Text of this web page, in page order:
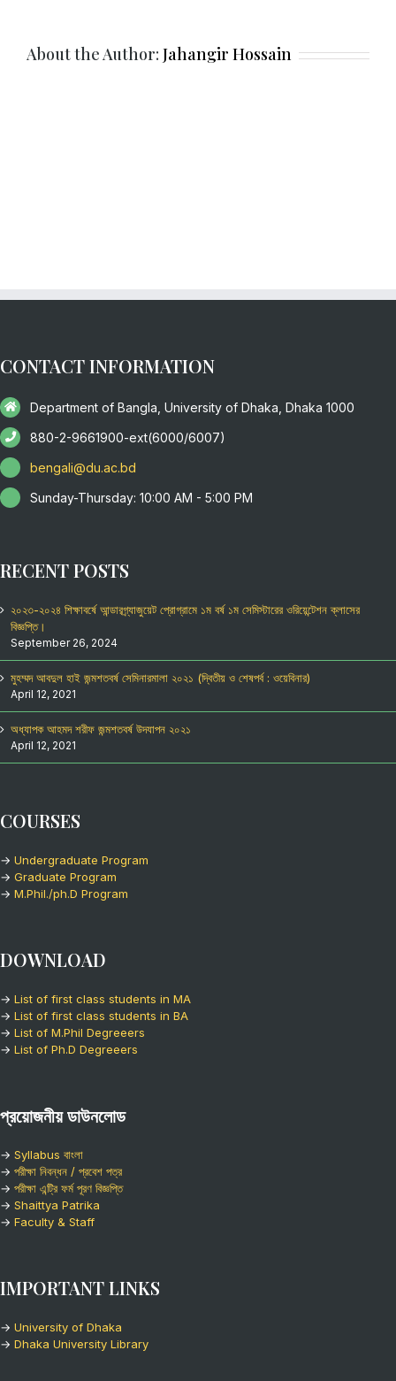
About the Author: Jahangir Hossain
CONTACT INFORMATION
Department of Bangla, University of Dhaka, Dhaka 1000
880-2-9661900-ext(6000/6007)
bengali@du.ac.bd
Sunday-Thursday: 10:00 AM - 5:00 PM
RECENT POSTS
২০২৩-২০২৪ শিক্ষাবর্ষে আন্ডারগ্র্যাজুয়েট প্রোগ্রামে ১ম বর্ষ ১ম সেমিস্টারের ওরিয়েন্টেশন ক্লাসের
বিজ্ঞপ্তি।
September 26, 2024
মুহম্মদ আবদুল হাই জন্মশতবর্ষ সেমিনারমালা ২০২১ (দ্বিতীয় ও শেষপর্ব : ওয়েবিনার)
April 12, 2021
অধ্যাপক আহমদ শরীফ জন্মশতবর্ষ উদযাপন ২০২১
April 12, 2021
COURSES
→ Undergraduate Program
→ Graduate Program
→ M.Phil./ph.D Program
DOWNLOAD
→ List of first class students in MA
→ List of first class students in BA
→ List of M.Phil Degreeers
→ List of Ph.D Degreeers
প্রয়োজনীয় ডাউনলোড
→ Syllabus বাংলা
→ পরীক্ষা নিবন্ধন / প্রবেশ পত্র
→ পরীক্ষা এন্ট্রি ফর্ম পূরণ বিজ্ঞপ্তি
→ Shaittya Patrika
→ Faculty & Staff
IMPORTANT LINKS
→ University of Dhaka
→ Dhaka University Library